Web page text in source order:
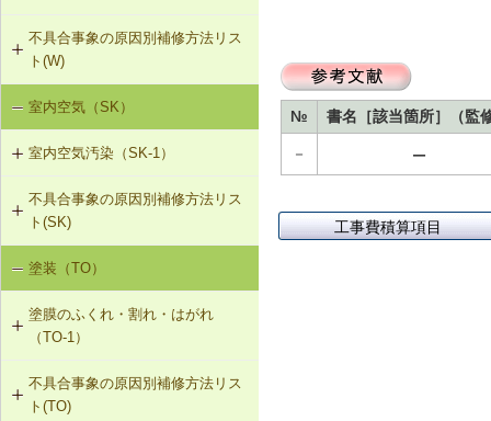
T-1-007 敷居のレベル調整
T-1-008 建具上桟削り調整
T-1-009 建具枠の取替え
W-1-403 棟部下地の再施工
W-1-404 下ぶき材（二重張り）と谷
板の再施工
W-1-405 開口部材取付け部のシーリ
W-1-406 外部建具の取付け直し
W-1-407 手すりの取付け直し
W-1-408 下ぶき材、雨押え包み板の
再施工
W-1-409 パラペット笠木の交換
W-2-002 給湯配管の取替え、再固定
W-2-003 給水・給湯配管接続部のガ
スケット交換
W-2-004 継手の交換
W-2-005 大便器と排水配管接続部の
取付け直し
W-2-006 給水配管ルートの変更
W-2-007 洗濯機防水パン・トラップ
の取付け直し
W-3-001 防露型の便器・ロータンク
に交換
W-3-002 結露受、結露排水口の追加
W-3-003 熱交換型換気扇の設置
W-3-004 湿度連動型換気扇の設置
露被覆
部分の補修、防湿層の設置
不具合事象の原因別補修方法リス
ト(W)
降雨による漏水（W-1）
設備からの漏水（W-2）
結露（W-3）
室内空気（SK）
室内空気汚染（SK-1）
SK-1-001 給排気口の位置の変更
SK-1-002 ダクトの増設
SK-1-004 通気措置を講じた建具へ
の交換
SK-1-005 通気止め・気密層の設置
SK-1-003 換気ファンの交換
不具合事象の原因別補修方法リス
ト(SK)
室内空気の汚染（SK-1）
塗装（TO）
塗膜のふくれ・割れ・はがれ
（TO-1）
TO-1-001 外壁の塗料の塗替え(コン
クリート系下地)
不具合事象の原因別補修方法リス
ト(TO)
№ 書名［該当箇所］（監
－ －
工事費積算項目